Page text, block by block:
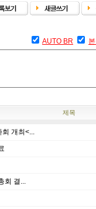
AUTO BR
제목
개최<...
회 결...